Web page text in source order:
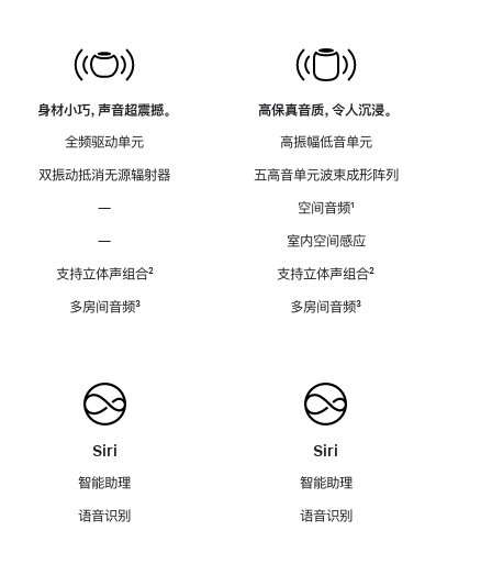
身材小巧，声音超震撼。
全频驱动单元
双振动抵消无源辐射器
—
—
支持立体声组合脚
²
多房间音频脚
³
Siri
智能助理
语音识别
高保真音质，令人沉浸。
高振幅低音单元
五高音单元波束成形阵列
空间音频脚
¹
室内空间感应
支持立体声组合脚
²
多房间音频脚
³
Siri
智能助理
语音识别